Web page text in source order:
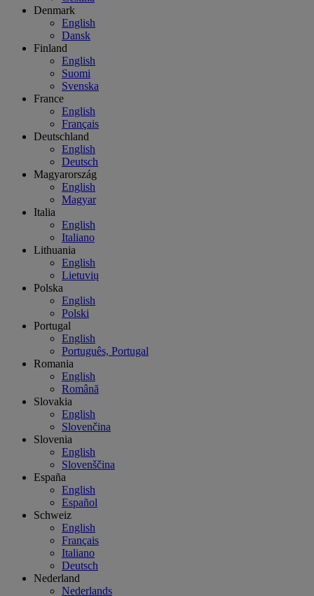
Denmark
English
Dansk
Finland
English
Suomi
Svenska
France
English
Français
Deutschland
English
Deutsch
Magyarország
English
Magyar
Italia
English
Italiano
Lithuania
English
Lietuvių
Polska
English
Polski
Portugal
English
Português, Portugal
Romania
English
Română
Slovakia
English
Slovenčina
Slovenia
English
Slovenščina
España
English
Español
Schweiz
English
Français
Italiano
Deutsch
Nederland
Nederlands